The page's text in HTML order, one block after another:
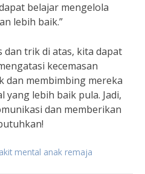
belajar mengelola
lebih baik.”
trik di atas, kita dapat
kecemasan
dan membimbing mereka
yang lebih baik pula. Jadi,
dan memberikan
mental anak remaja